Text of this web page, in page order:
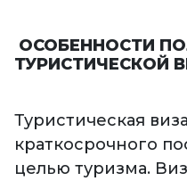
ОСОБЕННОСТИ
ТУРИСТИЧЕСКОЙ
Туристическая
краткосрочного
целью туризма.